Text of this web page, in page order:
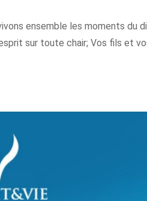
ensemble les moments du
sur toute chair; Vos fils et